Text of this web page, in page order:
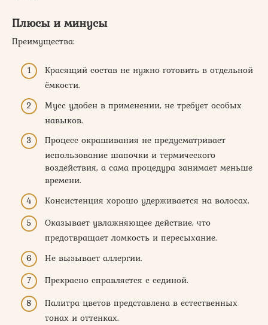
Плюсы и минусы
Преимущества:
Красящий состав не нужно готовить в отдельной
ёмкости.
Мусс удобен в применении, не требует особых
навыков.
Процесс окрашивания не предусматривает
использование шапочки и термического
воздействия, а сама процедура занимает меньше
времени.
Консистенция хорошо удерживается на волосах.
Оказывает увлажняющее действие, что
предотвращает ломкость и пересыхание.
Не вызывает аллергии.
Прекрасно справляется с сединой.
Палитра цветов представлена в естественных
тонах и оттенках.